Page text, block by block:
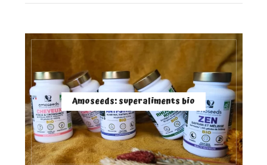
Amoseeds: superaliments bio